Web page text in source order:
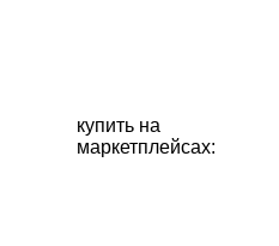
купить на
маркетплейсах: